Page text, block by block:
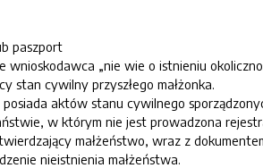
paszport
wnioskodawca „nie wie o istnieniu
stan cywilny przyszłego małżonka.
posiada aktów stanu cywilnego
w którym nie jest prowadzona
małżeństwo, wraz z
nieistnienia małżeństwa.